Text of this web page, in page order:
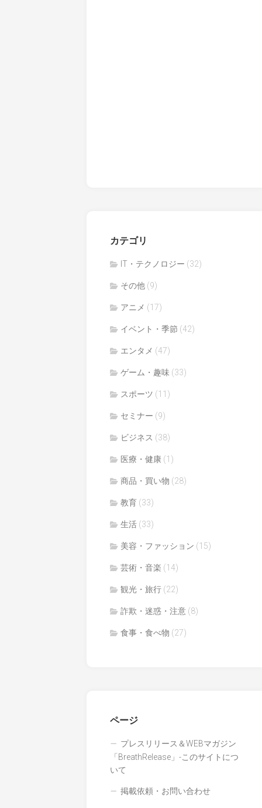
カテゴリ
IT・テクノロジー (32)
その他 (9)
アニメ (17)
イベント・季節 (42)
エンタメ (47)
ゲーム・趣味 (33)
スポーツ (11)
セミナー (9)
ビジネス (38)
医療・健康 (1)
商品・買い物 (28)
教育 (33)
生活 (33)
美容・ファッション (15)
芸術・音楽 (14)
観光・旅行 (22)
詐欺・迷惑・注意 (8)
食事・食べ物 (27)
ページ
プレスリリース＆WEBマガジン
「BreathRelease」-このサイトにつ
いて
掲載依頼・お問い合わせ